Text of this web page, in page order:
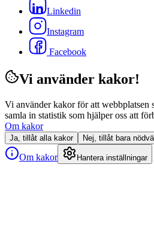
Linkedin
Instagram
Facebook
Vi använder kakor!
Vi använder kakor för att webbplatsen
samla in statistik som hjälper oss att
Om kakor
Ja, tillåt alla kakor Nej, tillåt bara
Om kakor Hantera inställningar